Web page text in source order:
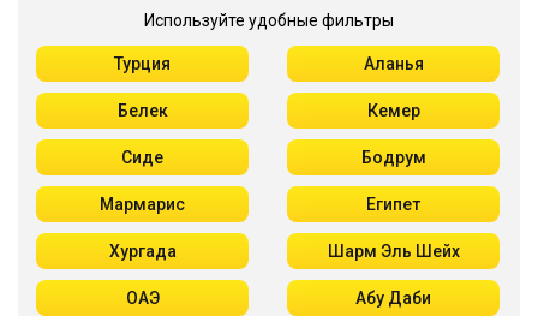
Используйте удобные фильтры
Турция Аланья
Белек Кемер
Сиде Бодрум
Мармарис Египет
Хургада Шарм Эль Шейх
ОАЭ Абу Даби